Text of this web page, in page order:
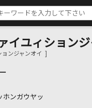
イユィション
ンジャンオイ ]
ホンガウヤッ